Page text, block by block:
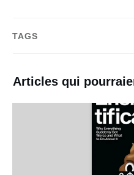
TAGS
Articles qui